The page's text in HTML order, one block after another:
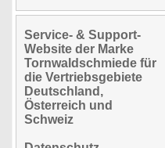
Service- & Support-
Website der Marke
Tornwaldschmiede für
die Vertriebsgebiete
Deutschland,
Österreich und
Schweiz